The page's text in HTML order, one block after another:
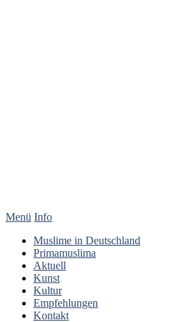
Menü Info
Muslime in Deutschland
Primamuslima
Aktuell
Kunst
Kultur
Empfehlungen
Kontakt